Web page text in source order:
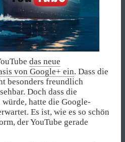
das neue
von Google+ ein. Dass die
besonders freundlich
Doch dass die
hatte die Google-
Es ist, wie es so schön
der YouTube gerade